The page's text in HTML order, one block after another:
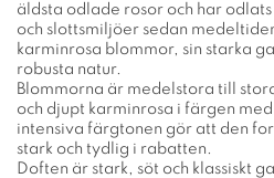
äldsta odlade rosor och har
och slottsmiljöer sedan
karminrosa blommor, sin starka
robusta natur.
Blommorna är medelstora till
och djupt karminrosa i färgen
intensiva färgtonen gör att den
stark och tydlig i rabatten.
Doften är stark, söt och klassiskt